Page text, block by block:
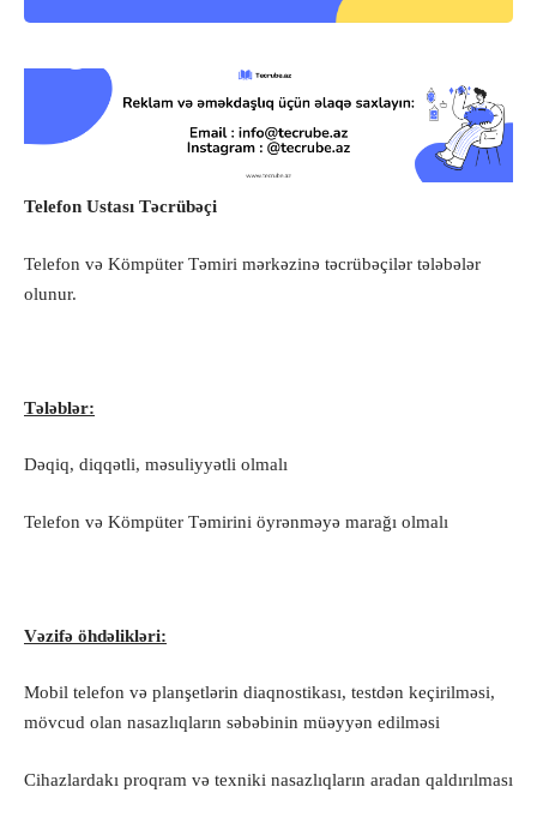
Telefon Ustası Təcrübəçi
Telefon və Kömpüter Təmiri mərkəzinə təcrübəçilər tələbələr
olunur.
Tələblər:
Dəqiq, diqqətli, məsuliyyətli olmalı
Telefon və Kömpüter Təmirini öyrənməyə marağı olmalı
Vəzifə öhdəlikləri:
Mobil telefon və planşetlərin diaqnostikası, testdən keçirilməsi,
mövcud olan nasazlıqların səbəbinin müəyyən edilməsi
Cihazlardakı proqram və texniki nasazlıqların aradan qaldırılması